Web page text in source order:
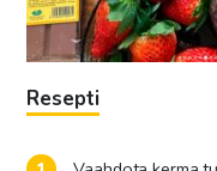
Resepti